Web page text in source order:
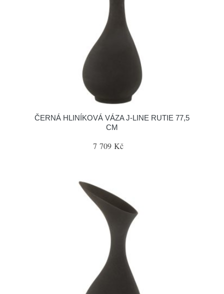
ČERNÁ HLINÍKOVÁ VÁZA J-LINE RUTIE 77,5
CM
7 709 Kč